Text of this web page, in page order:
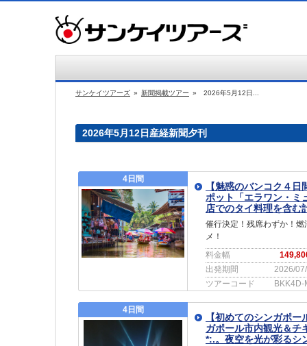
サンケイツアーズ » 新聞掲載ツアー » 2026年5月12日...
2026年5月12日産経新聞夕刊
4日間
【魅惑のバンコク４
ポット「エラワン・ミ
店でのタイ料理を含
催行決定！残席わずか！
メ！
料金幅
出発期間
2026/
ツアーコード
4日間
【初めてのシンガポ
ガポール市内観光＆チ
*:.。夜空を光が彩る